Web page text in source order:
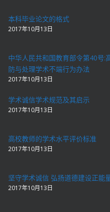
本科毕业论文的格式
2017年10月13日
中华人民共和国教育部令第40号:
防与处理学术不端行为办法
2017年10月13日
学术诚信学术规范及其启示
2017年10月13日
高校教师的学术水平评价标准
2017年10月13日
坚守学术诚信 弘扬道德建设正能
2017年10月13日